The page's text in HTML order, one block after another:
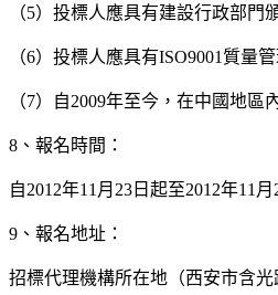
（5）投標人應具有建設行政部門
（6）投標人應具有ISO9001質量
（7）自2009年至今，在中國地
8、報名時間：
自2012年11月23日起至2012年11
9、報名地址：
招標代理機構所在地（西安市含